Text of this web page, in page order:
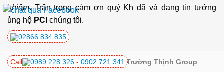
nhiệm. Trân trọng cảm ơn quý Kh đã và đang tin tưởng
ủng hộ PCI chúng tôi.
Call 0989.228.326 - 0902.721.341
02866 834 835
Copyright 2026 ©PCI Co.,ltd - Trường Thịnh Group